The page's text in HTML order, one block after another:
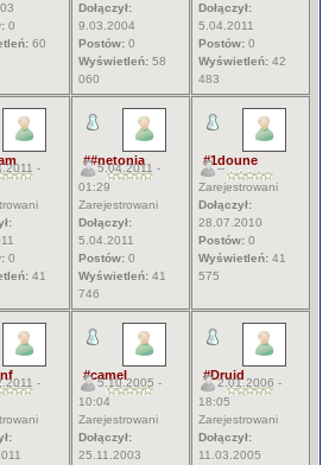
0
60
Dołączył:
9.03.2004
Postów: 0
Wyświetleń: 58
060
Dołączył:
5.04.2011
Postów: 0
Wyświetleń: 42
483
-
0
41
##netonia
5.04.2011 -
01:29
Zarejestrowani
Dołączył:
5.04.2011
Postów: 0
Wyświetleń: 41
746
#1doune
--
Zarejestrowani
Dołączył:
28.07.2010
Postów: 0
Wyświetleń: 41
575
-
#camel
5.10.2005 -
10:04
Zarejestrowani
Dołączył:
25.11.2003
#Druid
2.01.2006 -
18:05
Zarejestrowani
Dołączył:
11.03.2005